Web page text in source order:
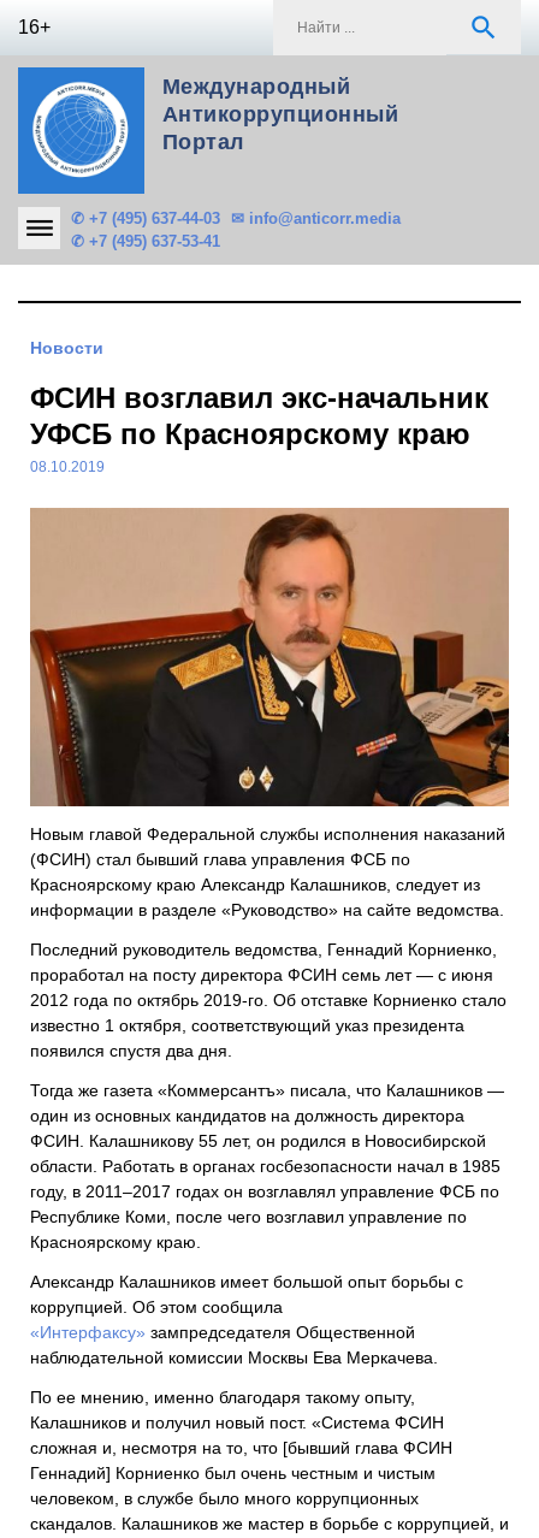
16+ search
Международный
Антикоррупционный
Портал
✆ +7 (495) 637-44-03
✆ +7 (495) 637-53-41
✉ info@anticorr.media
Новости
ФСИН возглавил экс-начальник
УФСБ по Красноярскому краю
08.10.2019
Новым главой Федеральной службы исполнения наказаний
(ФСИН) стал бывший глава управления ФСБ по
Красноярскому краю Александр Калашников, следует из
информации в разделе «Руководство» на сайте ведомства.
Последний руководитель ведомства, Геннадий Корниенко,
проработал на посту директора ФСИН семь лет — с июня
2012 года по октябрь 2019-го. Об отставке Корниенко стало
известно 1 октября, соответствующий указ президента
появился спустя два дня.
Тогда же газета «Коммерсантъ» писала, что Калашников —
один из основных кандидатов на должность директора
ФСИН. Калашникову 55 лет, он родился в Новосибирской
области. Работать в органах госбезопасности начал в 1985
году, в 2011–2017 годах он возглавлял управление ФСБ по
Республике Коми, после чего возглавил управление по
Красноярскому краю.
Александр Калашников имеет большой опыт борьбы с
коррупцией. Об этом сообщила
«Интерфаксу» зампредседателя Общественной
наблюдательной комиссии Москвы Ева Меркачева.
По ее мнению, именно благодаря такому опыту,
Калашников и получил новый пост. «Система ФСИН
сложная и, несмотря на то, что [бывший глава ФСИН
Геннадий] Корниенко был очень честным и чистым
человеком, в службе было много коррупционных
скандалов. Калашников же мастер в борьбе с коррупцией, и